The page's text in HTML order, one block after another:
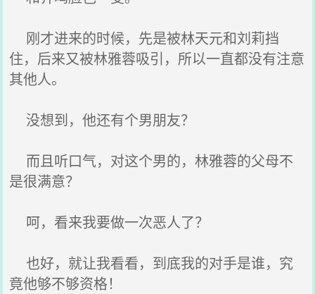
刚才进来的时候，先是被林天元和刘莉挡
住，后来又被林雅蓉吸引，所以一直都没有注意
其他人。
没想到，他还有个男朋友？
而且听口气，对这个男的，林雅蓉的父母不
是很满意？
呵，看来我要做一次恶人了？
也好，就让我看看，到底我的对手是谁，究
竟他够不够资格！